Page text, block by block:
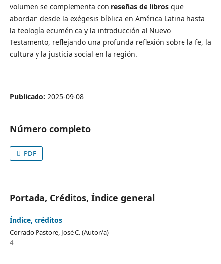
volumen se complementa con reseñas de librosque
abordan desde la exégesis bíblica en América Latina hasta
la teología ecuménica y la introducción al Nuevo
Testamento, reflejando una profunda reflexión sobre la fe, la
cultura y la justicia social en la región.
Publicado: 2025-09-08
Número completo
PDF
Portada, Créditos, Índice general
Índice, créditos
Corrado Pastore, José C. (Autor/a)
4